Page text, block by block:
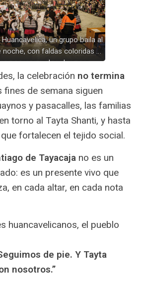
Huancavelica, un grupo baila al
noche, con faldas coloridas y
negros; un hombre con
observa la danza cerca
de madera; muchos
rodean la plaza iluminada
por focos.
la celebración no termina
fines de semana siguen
y pasacalles, las familias
torno al Tayta Shanti, y hasta
fortalecen el tejido social.
de Tayacaja no es un
es un presente vivo que
en cada altar, en cada nota
huancavelicanos, el pueblo
de pie. Y Tayta
nosotros.”